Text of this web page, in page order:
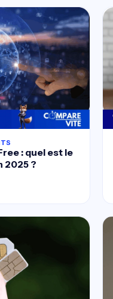
: quel est le
2025 ?